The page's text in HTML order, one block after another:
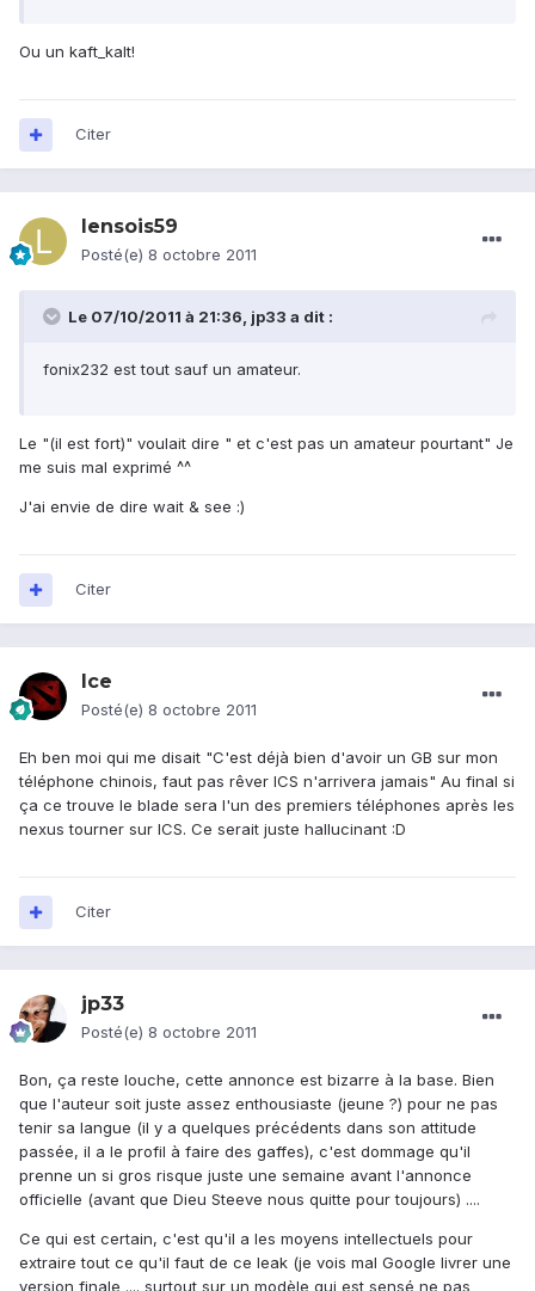
Ou un kaft_kalt!
Citer
lensois59
Posté(e) 8 octobre 2011
Le 07/10/2011 à 21:36, jp33 a dit :
fonix232 est tout sauf un amateur.
Le "(il est fort)" voulait dire " et c'est pas un amateur pourtant" Je
me suis mal exprimé ^^
J'ai envie de dire wait & see :)
Citer
Ice
Posté(e) 8 octobre 2011
Eh ben moi qui me disait "C'est déjà bien d'avoir un GB sur mon
téléphone chinois, faut pas rêver ICS n'arrivera jamais" Au final si
ça ce trouve le blade sera l'un des premiers téléphones après les
nexus tourner sur ICS. Ce serait juste hallucinant :D
Citer
jp33
Posté(e) 8 octobre 2011
Bon, ça reste louche, cette annonce est bizarre à la base. Bien
que l'auteur soit juste assez enthousiaste (jeune ?) pour ne pas
tenir sa langue (il y a quelques précédents dans son attitude
passée, il a le profil à faire des gaffes), c'est dommage qu'il
prenne un si gros risque juste une semaine avant l'annonce
officielle (avant que Dieu Steeve nous quitte pour toujours) ....
Ce qui est certain, c'est qu'il a les moyens intellectuels pour
extraire tout ce qu'il faut de ce leak (je vois mal Google livrer une
version finale .... surtout sur un modèle qui est sensé ne pas